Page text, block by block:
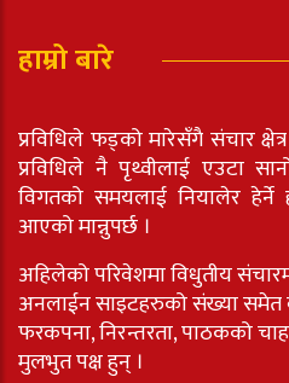
हाम्रो बारे
प्रविधिले फड्को मारेसँगै संचार
प्रविधिले नै पृथ्वीलाई एउटा
विगतको समयलाई नियालेर हेर्ने
आएको मान्नुपर्छ ।
अहिलेको परिवेशमा विधुतीय
अनलाईन साइटहरुको संख्या समेत
फरकपना, निरन्तरता, पाठकको
मुलभुत पक्ष हुन् ।